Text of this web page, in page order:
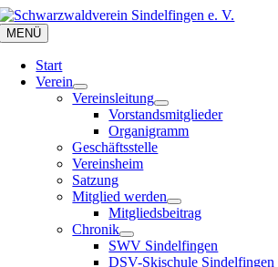
Zum
Inhalt
springen
MENÜ
Start
Verein
Vereinsleitung
Vorstandsmitglieder
Organigramm
Geschäftsstelle
Vereinsheim
Satzung
Mitglied werden
Mitgliedsbeitrag
Chronik
SWV Sindelfingen
DSV-Skischule Sindelfingen